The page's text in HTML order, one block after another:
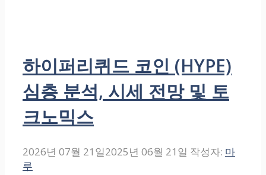
하이퍼리퀴드 코인 (HYPE)
심층 분석, 시세 전망 및 토
크노믹스
2026년 07월 21일2025년 06월 21일 작성자: 마
루